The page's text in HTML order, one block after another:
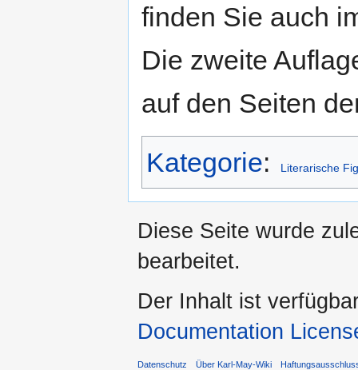
finden Sie auch
Die zweite
auf den Seiten
Kategorie: Literarische
Diese Seite wurde
bearbeitet.
Der Inhalt ist
Documentation
Datenschutz Über Karl-May-Wiki